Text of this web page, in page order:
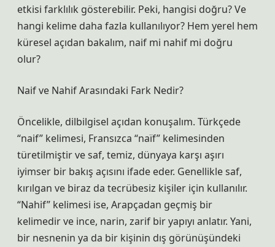
etkisi farklılık gösterebilir. Peki, hangisi doğru? Ve
hangi kelime daha fazla kullanılıyor? Hem yerel hem
küresel açıdan bakalım, naif mi nahif mi doğru
olur?
Naif ve Nahif Arasındaki Fark Nedir?
Öncelikle, dilbilgisel açıdan konuşalım. Türkçede
“naif” kelimesi, Fransızca “naïf” kelimesinden
türetilmiştir ve saf, temiz, dünyaya karşı aşırı
iyimser bir bakış açısını ifade eder. Genellikle saf,
kırılgan ve biraz da tecrübesiz kişiler için kullanılır.
“Nahif” kelimesi ise, Arapçadan geçmiş bir
kelimedir ve ince, narin, zarif bir yapıyı anlatır. Yani,
bir nesnenin ya da bir kişinin dış görünüşündeki